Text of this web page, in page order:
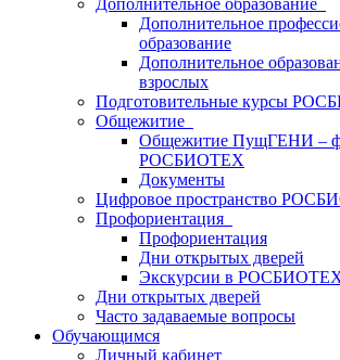
Дополнительное образование
Дополнительное
образование
Дополнительное
взрослых
Подготовительные курсы
Общежитие
Общежитие ПущГЕНИ –
РОСБИОТЕХ
Документы
Цифровое пространство
Профориентация
Профориентация
Дни открытых дверей
Экскурсии в
Дни открытых дверей
Часто задаваемые вопросы
Обучающимся
Личный кабинет